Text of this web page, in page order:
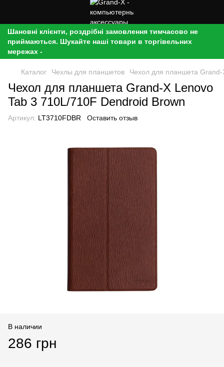
Шановні клієнти, роздрібні замовлення тимчасово не
приймаються. Шукайте наші товари в торгівельних
мережах -
Каталог Чехлы для планшетов Чехол для планшета
Чехол для планшета Grand-X Lenovo
Tab 3 710L/710F Dendroid Brown
Артикул: LT3710FDBR Оставить отзыв
В наличии
286 грн